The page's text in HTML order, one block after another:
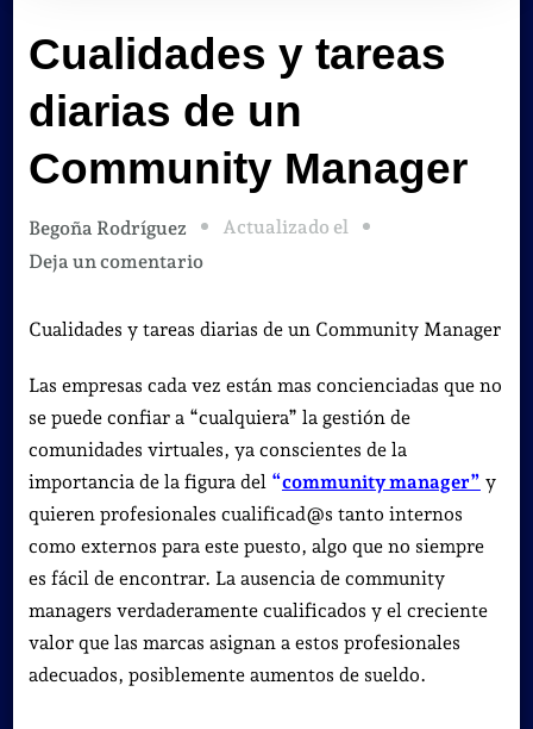
Cualidades y tareas
diarias de un
Community Manager
Begoña Rodríguez
Actualizado el
Deja un comentarioen
y
diarias
de
un
Community
Manager
Cualidades y tareas diarias de un Community Manager
Las empresas cada vez están mas concienciadas que no
se puede confiar a “cualquiera” la gestión de
comunidades virtuales, ya conscientes de la
importancia de la figura del “community manager” y
quieren profesionales cualificad@s tanto internos
como externos para este puesto, algo que no siempre
es fácil de encontrar. La ausencia de community
managers verdaderamente cualificados y el creciente
valor que las marcas asignan a estos profesionales
adecuados, posiblemente aumentos de sueldo.